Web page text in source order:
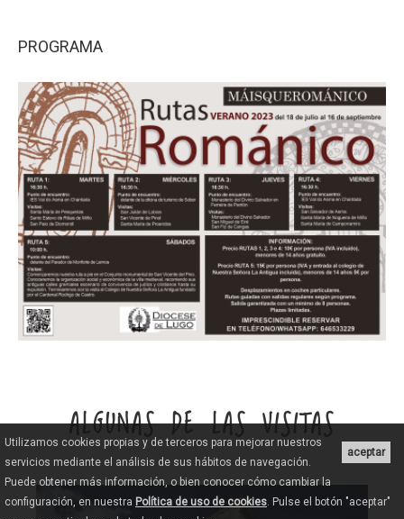
PROGRAMA
ALGUNAS DE LAS VISITAS
aceptar
Utilizamos cookies propias y de terceros para mejorar nuestros
servicios mediante el análisis de sus hábitos de navegación.
Puede obtener más información, o bien conocer cómo cambiar la
configuración, en nuestra Política de uso de cookies. Pulse el botón "aceptar"